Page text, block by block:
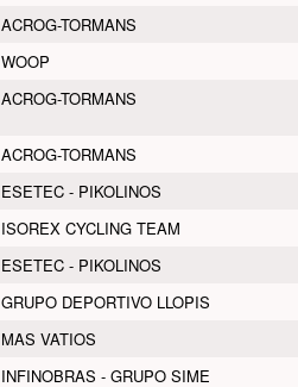
ACROG-TORMANS
WOOP
ACROG-TORMANS
ACROG-TORMANS
ESETEC - PIKOLINOS
ISOREX CYCLING TEAM
ESETEC - PIKOLINOS
GRUPO DEPORTIVO LLOPIS
MAS VATIOS
INFINOBRAS - GRUPO SIME